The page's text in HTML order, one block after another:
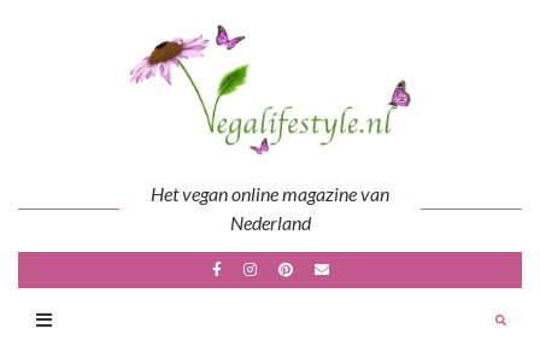
Het vegan online magazine van
Nederland